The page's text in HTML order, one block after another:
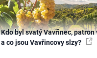
Kdo byl svatý Vavřinec, patron
a co jsou Vavřincovy slzy?